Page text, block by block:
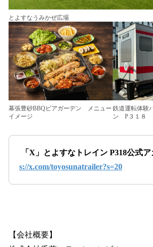
とよすなうみかぜ広場
幕張豊砂BBQビアガーデン メニュー
イメージ
鉄道運転体験
ン P３１８
「X」とよすなトレイン P318公式
s://x.com/toyosunatrailer?s=20
【会社概要】